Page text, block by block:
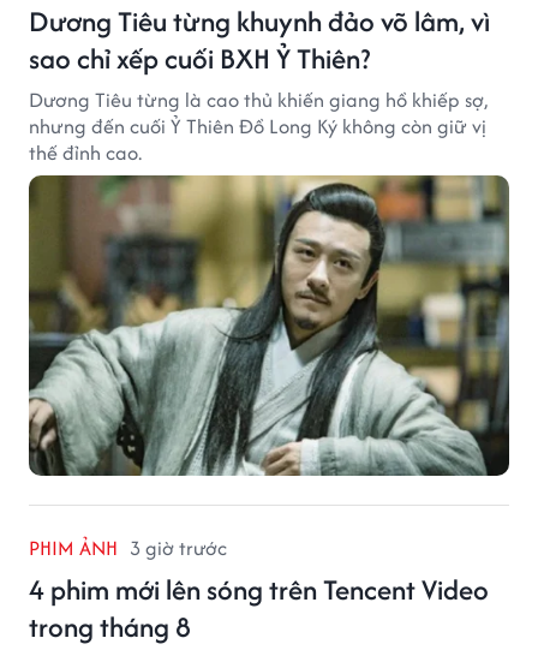
Dương Tiêu từng khuynh đảo võ lâm, vì
sao chỉ xếp cuối BXH Ỷ Thiên?
Dương Tiêu từng là cao thủ khiến giang hồ khiếp sợ,
nhưng đến cuối Ỷ Thiên Đồ Long Ký không còn giữ vị
thế đỉnh cao.
PHIM ẢNH 3 giờ trước
4 phim mới lên sóng trên Tencent Video
trong tháng 8